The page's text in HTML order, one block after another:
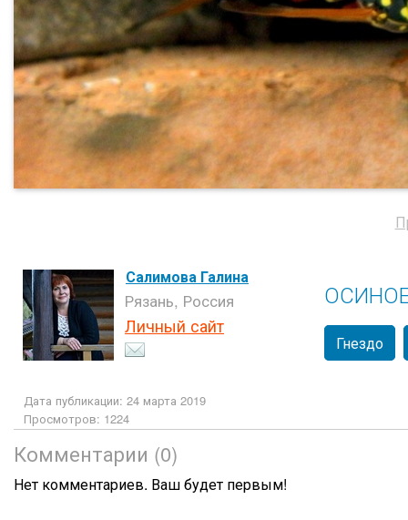
Салимова Галина
Рязань, Россия
Личный сайт
Гнездо
Дата публикации: 24 марта 2019
Просмотров: 1224
Комментарии (0)
Нет комментариев. Ваш будет первым!